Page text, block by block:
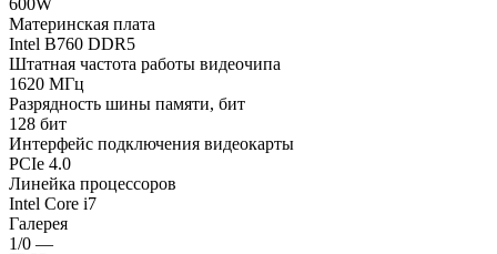
600W
Материнская плата
Intel B760 DDR5
Штатная частота работы видеочипа
1620 МГц
Разрядность шины памяти, бит
128 бит
Интерфейс подключения видеокарты
PCIe 4.0
Линейка процессоров
Intel Core i7
Галерея
1/0 —